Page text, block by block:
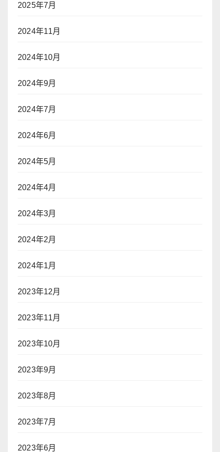
2025年7月
2024年11月
2024年10月
2024年9月
2024年7月
2024年6月
2024年5月
2024年4月
2024年3月
2024年2月
2024年1月
2023年12月
2023年11月
2023年10月
2023年9月
2023年8月
2023年7月
2023年6月